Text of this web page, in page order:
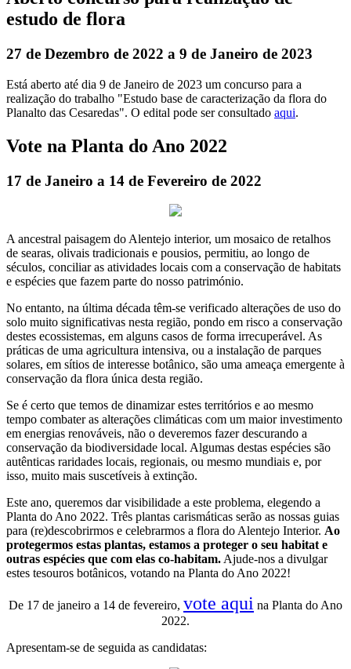
estudo de flora
27 de Dezembro de 2022 a 9 de Janeiro de 2023
Está aberto até dia 9 de Janeiro de 2023 um concurso para a
realização do trabalho "Estudo base de caracterização da flora do
Planalto das Cesaredas". O edital pode ser consultado aqui.
Vote na Planta do Ano 2022
17 de Janeiro a 14 de Fevereiro de 2022
A ancestral paisagem do Alentejo interior, um mosaico de retalhos
de searas, olivais tradicionais e pousios, permitiu, ao longo de
séculos, conciliar as atividades locais com a conservação de habitats
e espécies que fazem parte do nosso património.
No entanto, na última década têm-se verificado alterações de uso do
solo muito significativas nesta região, pondo em risco a conservação
destes ecossistemas, em alguns casos de forma irrecuperável. As
práticas de uma agricultura intensiva, ou a instalação de parques
solares, em sítios de interesse botânico, são uma ameaça emergente à
conservação da flora única desta região.
Se é certo que temos de dinamizar estes territórios e ao mesmo
tempo combater as alterações climáticas com um maior investimento
em energias renováveis, não o deveremos fazer descurando a
conservação da biodiversidade local. Algumas destas espécies são
autênticas raridades locais, regionais, ou mesmo mundiais e, por
isso, muito mais suscetíveis à extinção.
Este ano, queremos dar visibilidade a este problema, elegendo a
Planta do Ano 2022. Três plantas carismáticas serão as nossas guias
para (re)descobrirmos e celebrarmos a flora do Alentejo Interior. Ao
protegermos estas plantas, estamos a proteger o seu habitat e
outras espécies que com elas co-habitam.Ajude-nos a divulgar
estes tesouros botânicos, votando na Planta do Ano 2022!
De 17 de janeiro a 14 de fevereiro, vote aqui na Planta do Ano
2022.
Apresentam-se de seguida as candidatas: